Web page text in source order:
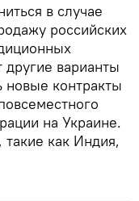
в случае
российских
варианты
новые контракты
на Украине.
как Индия,